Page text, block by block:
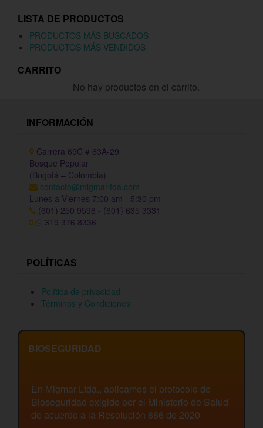
LISTA DE PRODUCTOS
PRODUCTOS MÁS BUSCADOS
PRODUCTOS MÁS VENDIDOS
CARRITO
No hay productos en el carrito.
INFORMACIÓN
Carrera 69C # 63A-29
Bosque Popular
(Bogotá – Colombia)
contacto@migmarltda.com
Lunes a Viernes 7:00 am - 5:30 pm
(601) 250 9598 - (601) 635 3331
319 376 8336
POLÍTICAS
Política de privacidad
Términos y Condiciones
BIOSEGURIDAD
En Migmar Ltda., aplicamos el protocolo de
Bioseguridad exigido por el Ministerio de Salud
de acuerdo a la Resolución 666 de 2020